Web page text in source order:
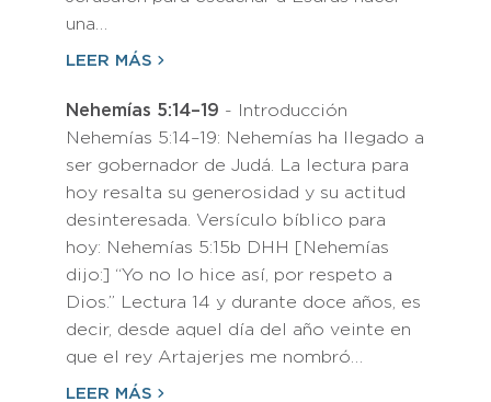
una…
LEER MÁS
Nehemías 5:14–19 - Introducción
Nehemías 5:14–19: Nehemías ha llegado a
ser gobernador de Judá. La lectura para
hoy resalta su generosidad y su actitud
desinteresada. Versículo bíblico para
hoy: Nehemías 5:15b DHH [Nehemías
dijo:] “Yo no lo hice así, por respeto a
Dios.” Lectura 14 y durante doce años, es
decir, desde aquel día del año veinte en
que el rey Artajerjes me nombró…
LEER MÁS